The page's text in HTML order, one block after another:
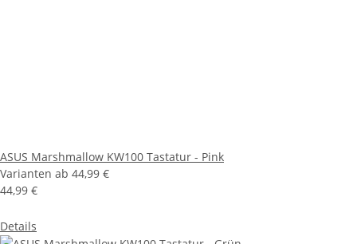
ASUS Marshmallow KW100 Tastatur - Pink
Varianten ab 44,99 €
44,99 €
Details